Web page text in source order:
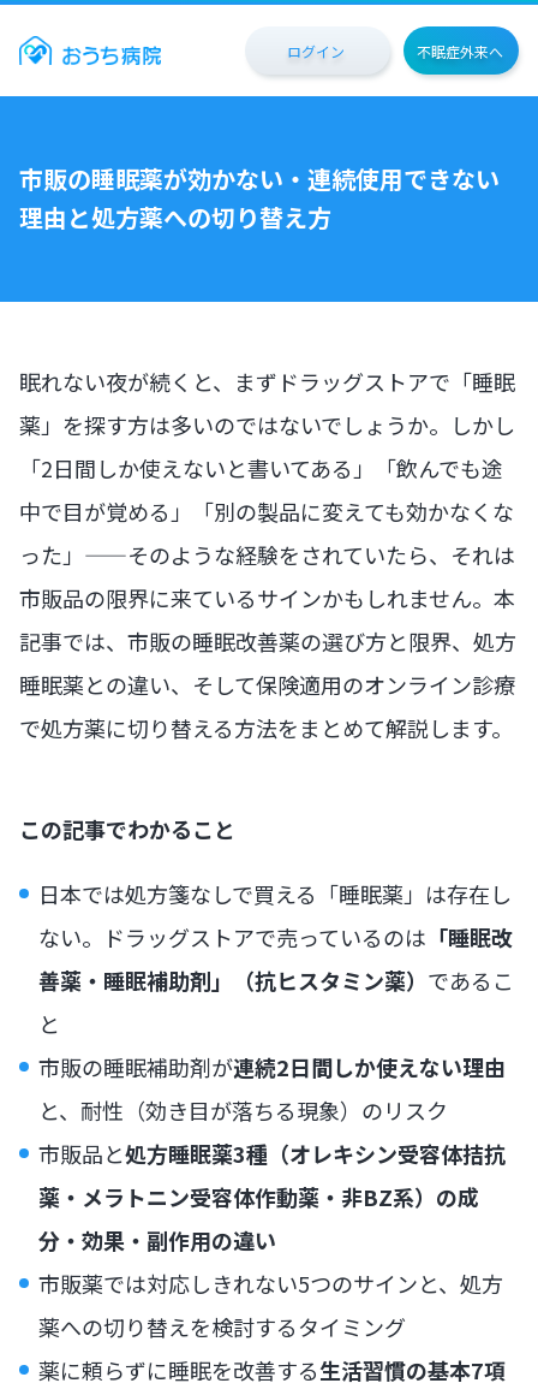
ログイン 不眠症外来へ
市販の睡眠薬が効かない・連続使用できない
理由と処方薬への切り替え方
眠れない夜が続くと、まずドラッグストアで「睡眠
薬」を探す方は多いのではないでしょうか。しかし
「2日間しか使えないと書いてある」「飲んでも途
中で目が覚める」「別の製品に変えても効かなくな
った」——そのような経験をされていたら、それは
市販品の限界に来ているサインかもしれません。本
記事では、市販の睡眠改善薬の選び方と限界、処方
睡眠薬との違い、そして保険適用のオンライン診療
で処方薬に切り替える方法をまとめて解説します。
この記事でわかること
日本では処方箋なしで買える「睡眠薬」は存在し
ない。ドラッグストアで売っているのは 「睡眠改
善薬・睡眠補助剤」（抗ヒスタミン薬） であるこ
と
市販の睡眠補助剤が連続2日間しか使えない理由
と、耐性（効き目が落ちる現象）のリスク
市販品と処方睡眠薬3種（オレキシン受容体拮抗
薬・メラトニン受容体作動薬・非BZ系）の成
分・効果・副作用の違い
市販薬では対応しきれない5つのサインと、処方
薬への切り替えを検討するタイミング
薬に頼らずに睡眠を改善する生活習慣の基本7項